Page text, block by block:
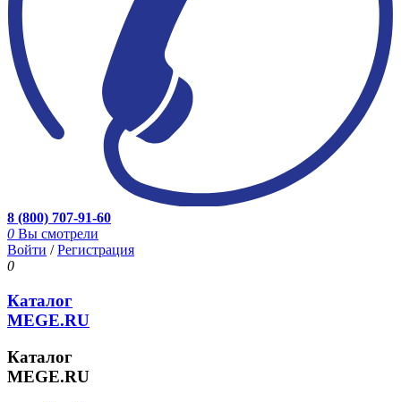
8 (800) 707-91-60
0 Вы смотрели
Войти /Регистрация
0
Каталог
MEGE.RU
Каталог
MEGE.RU